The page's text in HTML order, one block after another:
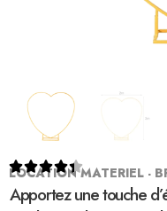

LOCATION MATERIEL -
Apportez une touche